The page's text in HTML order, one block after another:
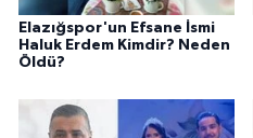
Elazığspor'un Efsane İsmi
Haluk Erdem Kimdir? Neden
Öldü?